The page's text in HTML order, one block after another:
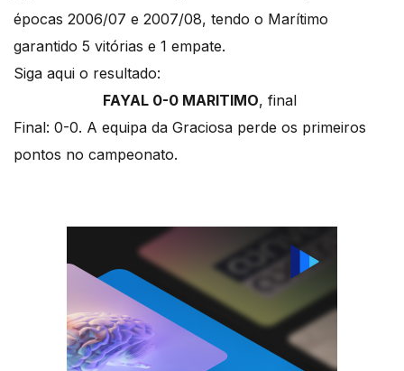
épocas 2006/07 e 2007/08, tendo o Marítimo
garantido 5 vitórias e 1 empate.
Siga aqui o resultado:
FAYAL 0-0 MARITIMO, final
Final: 0-0. A equipa da Graciosa perde os primeiros
pontos no campeonato.